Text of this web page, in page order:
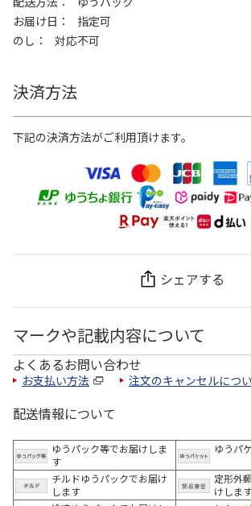
お届け日
指定可
のし
対応不可
決済方法
下記の決済方法がご利用頂けます。
シェアする
マークや記載内容について
よくあるお問い合わせ
お支払い方法 注文のキャンセルにつ
配送情報について
ゆうパック等でお届けしま
す
ゆうパ
チルドゆうパックでお届け
します
定形外
けしま